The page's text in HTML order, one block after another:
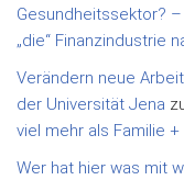
Gesundheitssektor?
„die“ Finanzindustrie
Verändern neue
der Universität Jena
viel mehr als Familie
Wer hat hier was mit